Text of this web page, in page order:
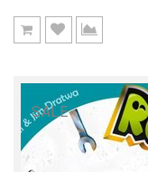
SALE